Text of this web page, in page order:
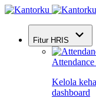
Fitur HRIS
Kelola
dashboard